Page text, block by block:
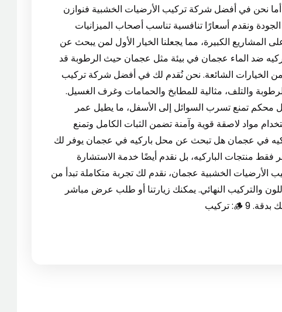
نحن في أفضل شركة تركيب الأرضيات الخشبية فنوازن
ونقدم أسعارًا تنافسية تناسب أصحاب الميزانيات
الكبيرة، مما يجعلنا الخيار الأول لمن يبحث عن
المناسب والخدمة المتقنة. 🪵 المقالة 7: باركيه ضد الماء عجمان في بيئة مثل عجمان حيث الرطوبة قد
الخيارات الشائعة. نحن نُقدم لك في أفضل شركة تركيب
والتلف، مثالية للمطابخ والحمامات وغرف الغسيل.
محكم تمنع تسرب السوائل إلى الأسفل، ما يطيل عمر
مواد لاصقة قوية وآمنة تضمن الثبات الكامل وتمنع
مع مرور الوقت. 🪵 8: محل باركيه في عجمان هل تبحث عن محل باركيه في عجمان يوفر لك
منتجات الباركيه، بل نقدم أيضًا خدمة الاستشارة
الأرضيات الخشبية عجمان، نقدم لك تجربة متكاملة تبدأ من
والتركيب النهائي. يمكنك زيارتنا أو طلب عرض مباشر
9: تركيب